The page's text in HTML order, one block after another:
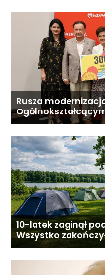
Rusza
Gostyninie
10-latek zaginął
Wszystko